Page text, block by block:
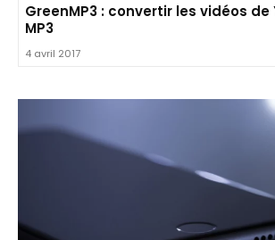
GreenMP3 : convertir les vidéos de
MP3
4 avril 2017